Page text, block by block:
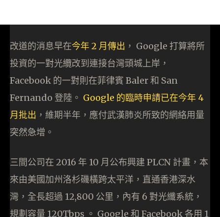
改道的消息早在今年 2 月傳出 ， Google 打算將所
投資的一對光纜改到連接台灣頭城上岸，
Facebook 的一對則在菲律賓 Baler 和 San
Fernando 登陸。 Google 的臨時申請已在今年 4
月批出 ，維期半年，應付武漢肺炎所致的網絡用量
突然急增。
三間公司在 2016 年 10 月公布興建 PLCN 計畫，本
來由美國加州洛杉磯橫跨太平洋，直通香港深水
灣，全長超過 12,800 公里，內有 6 對光纖系統，
規劃容量 120Tbps 。 Google 和 Facebook 各用 1